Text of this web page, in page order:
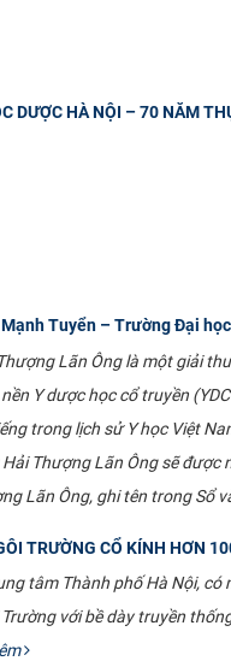
DƯỢC HÀ NỘI – 70 NĂM
Tuyển – Trường Đại
Lãn Ông là một giải
Y dược học cổ truyền
trong lịch sử Y học Việt
Thượng Lãn Ông sẽ được
Lãn Ông, ghi tên trong Sổ
TRƯỜNG CỔ KÍNH HƠN
tâm Thành phố Hà Nội,
với bề dày truyền